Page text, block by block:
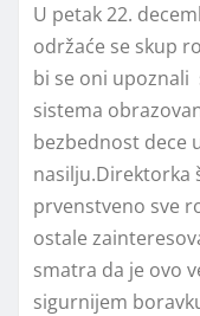
U petak 22.
održaće se skup
bi se oni upoznali
sistema
bezbednost dece
nasilju.Direktorka
prvenstveno sve
ostale
smatra da je ovo
sigurnijem